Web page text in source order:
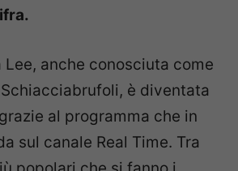
Lee, anche conosciuta come
è diventata
al programma che in
sul canale Real Time. Tra